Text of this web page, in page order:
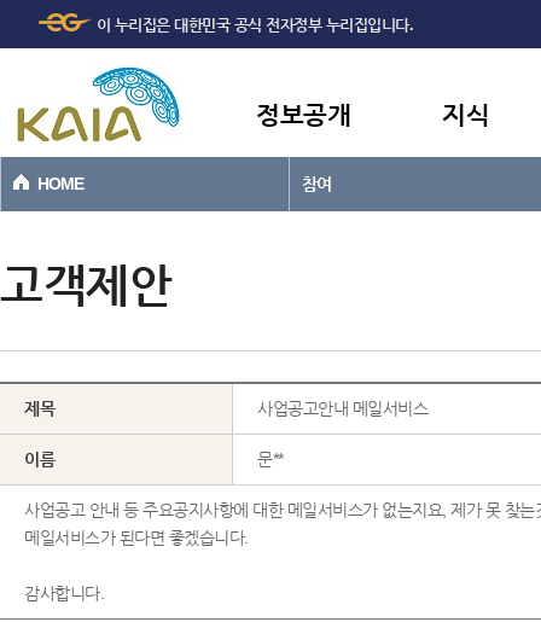
본문바로가기
이 누리집은 대한민국 공식 전자정부 누리집입니다.
정보공개 지식
HOME 참여
고객제안
제목 사업공고안내 메일서비스
이름 문**
사업공고 안내 등 주요공지사항에 대한 메일서비스가 없는지요, 제가 못 찾
메일서비스가 된다면 좋겠습니다.
감사합니다.